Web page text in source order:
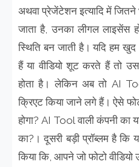
अथवा प्रेजेंटेशन इत्यादि में जितने
जाता है, उनका लीगल लाइसेंस
स्थिति बन जाती है। यदि हम
हैं या वीडियो शूट करते हैं तो उस
होता है। लेकिन अब तो AI
क्रिएट किया जाने लगे हैं। ऐसे
होगा? AI Tool वाली कंपनी का
का?। दूसरी बड़ी प्रॉब्लम है कि
किया कि, आपने जो फोटो वीडियो